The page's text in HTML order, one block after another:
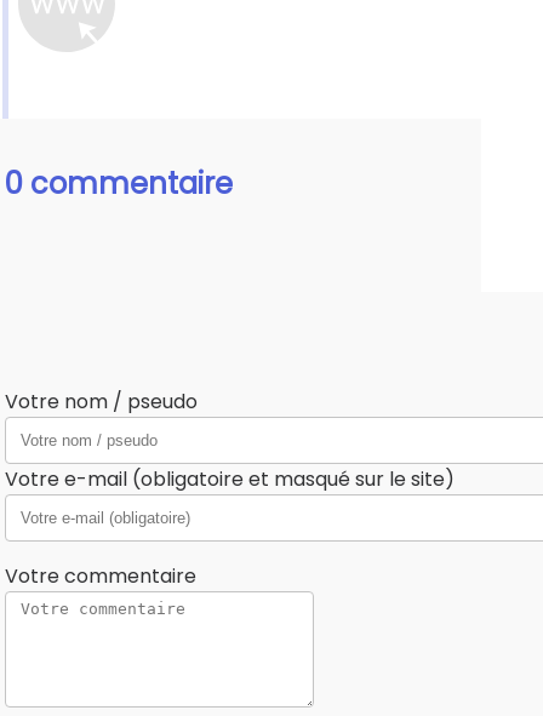
0 commentaire
Votre nom / pseudo
Votre e-mail (obligatoire et masqué sur le site)
Votre commentaire